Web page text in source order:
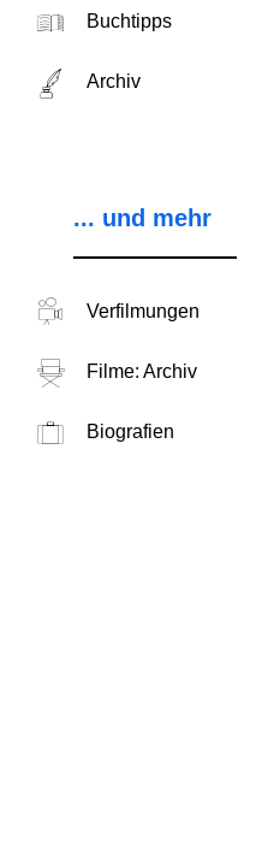
Buchtipps
Archiv
... und mehr
Verfilmungen
Filme: Archiv
Biografien